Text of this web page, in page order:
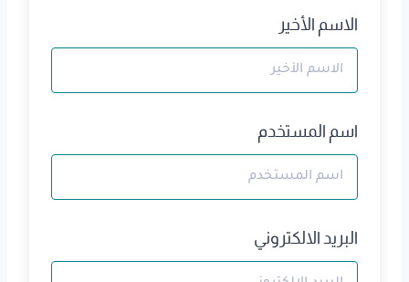
الاسم الأخير
اسم المستخدم
البريد الالكتروني